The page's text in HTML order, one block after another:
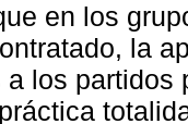
en los
la
a los